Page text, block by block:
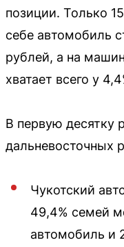
позиции. Только
себе автомобиль
рублей, а на
хватает всего у
В первую десятку
дальневосточных
Чукотский
49,4% семей
автомобиль и